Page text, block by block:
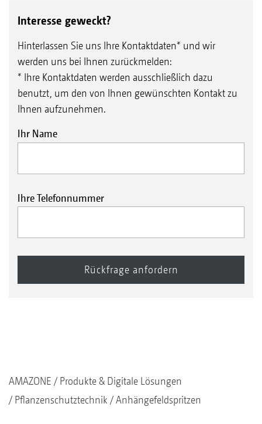
Interesse geweckt?
Hinterlassen Sie uns Ihre Kontaktdaten* und wir
werden uns bei Ihnen zurückmelden:
* Ihre Kontaktdaten werden ausschließlich dazu
benutzt, um den von Ihnen gewünschten Kontakt zu
Ihnen aufzunehmen.
Ihr Name
Ihre Telefonnummer
AMAZONE
Produkte & Digitale Lösungen
Pflanzenschutztechnik
Anhängefeldspritzen